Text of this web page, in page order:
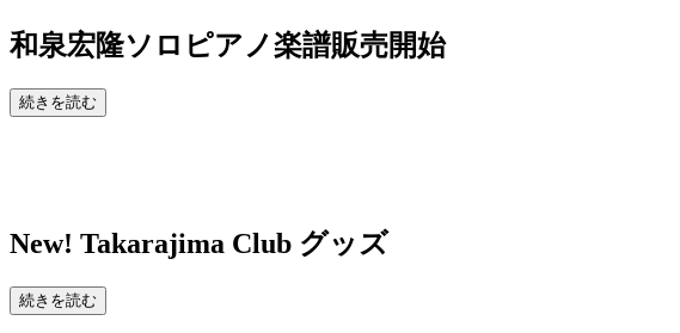
和泉宏隆ソロピアノ楽譜販売開始
続きを読む
New! Takarajima Club グッズ
続きを読む